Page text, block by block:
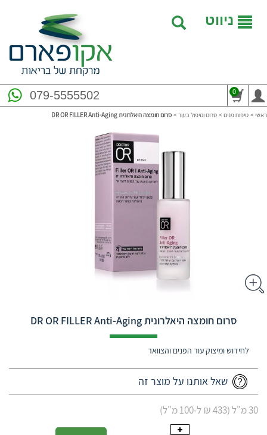
ניווט
079-5555502 0
ראשי > טיפוח פנים > סרום וטיפול בעור > סרום חומצה היאלרונית DR OR FILLER Anti-Aging
סרום חומצה היאלרונית DR OR FILLER Anti-Aging
לחידוש ומיצוק עור הפנים והצוואר
שאל אותנו על מוצר זה
30 מ"ל (433 ₪ ל-100 מ"ל)